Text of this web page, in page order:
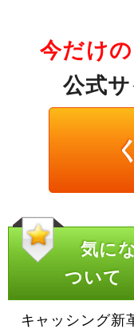
今だけ
公式
気に
ついて
キャッシング新